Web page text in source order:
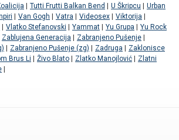
| Tutti Frutti Balkan Bend | U Škripcu | Urban
| Van Gogh | Vatra | Videosex | Viktorija |
| Vlatko Stefanovski | Yammat | Yu Grupa | Yu Rock
Zablujena Generacija | Zabranjeno Pušenje |
| Zabranjeno Pušenje (zg) | Zadruga | Zaklonisce
Brus Li | Živo Blato | Zlatko Manojlović | Zlatni
|